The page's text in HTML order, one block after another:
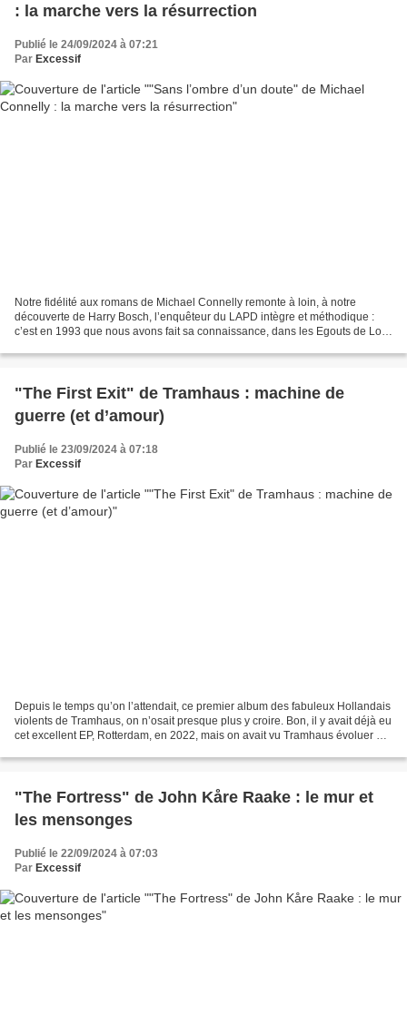
: la marche vers la résurrection
Publié le 24/09/2024 à 07:21
Par Excessif
Notre fidélité aux romans de Michael Connelly remonte à loin, à notre
découverte de Harry Bosch, l’enquêteur du LAPD intègre et méthodique :
c’est en 1993 que nous avons fait sa connaissance, dans les Egouts de Los
"The First Exit" de Tramhaus : machine de
guerre (et d’amour)
Publié le 23/09/2024 à 07:18
Par Excessif
Depuis le temps qu’on l’attendait, ce premier album des fabuleux Hollandais
violents de Tramhaus, on n’osait presque plus y croire. Bon, il y avait déjà eu
cet excellent EP, Rotterdam, en 2022, mais on avait vu Tramhaus évoluer de
"The Fortress" de John Kåre Raake : le mur et
les mensonges
Publié le 22/09/2024 à 07:03
Par Excessif